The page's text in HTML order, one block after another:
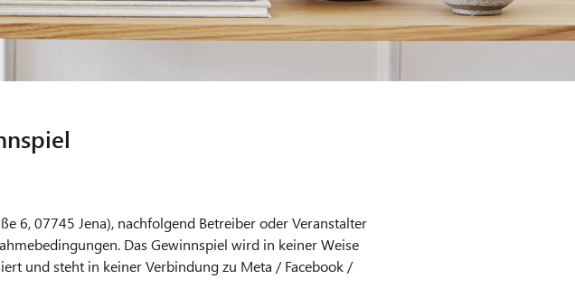
6, 07745 Jena), nachfolgend Betreiber oder Veranstalter
Das Gewinnspiel wird in keiner Weise
und steht in keiner Verbindung zu Meta / Facebook /